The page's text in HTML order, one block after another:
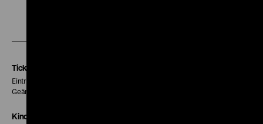
Tickets
Eintritt 5 €
Geänderte Preise sind im Programm vermerkt.
Kinokasse